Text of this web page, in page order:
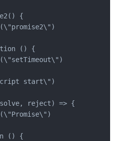
{
() {
start\")
reject) => {
() {